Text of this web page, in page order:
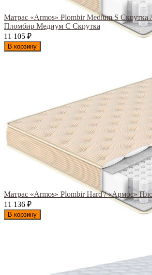
Матрас «Armos» Plombir Medium S Скрутка
Пломбир Медиум С Скрутка
11 105 ₽
В корзину
Матрас «Armos» Plombir Hard / «Армос»
11 136 ₽
В корзину